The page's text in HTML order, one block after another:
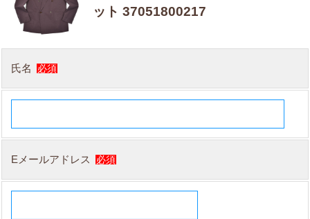
ット 37051800217
氏名 必須
Eメールアドレス 必須